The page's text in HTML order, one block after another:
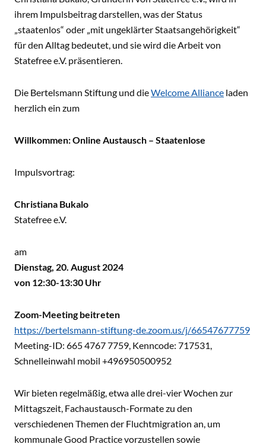
ihrem Impulsbeitrag darstellen, was der Status
„staatenlos“ oder „mit ungeklärter Staatsangehörigkeit“
für den Alltag bedeutet, und sie wird die Arbeit von
Statefree e.V. präsentieren.
Die Bertelsmann Stiftung und dieWelcome Alliance laden
herzlich ein zum
Willkommen: Online Austausch – Staatenlose
Impulsvortrag:
Christiana Bukalo
Statefree e.V.
am
Dienstag, 20. August 2024
von 12:30-13:30 Uhr
Zoom-Meeting beitreten
https://bertelsmann-stiftung-de.zoom.us/j/66547677759
Meeting-ID: 665 4767 7759, Kenncode: 717531,
Schnelleinwahl mobil +496950500952
Wir bieten regelmäßig, etwa alle drei-vier Wochen zur
Mittagszeit, Fachaustausch-Formate zu den
verschiedenen Themen der Fluchtmigration an, um
kommunale Good Practice vorzustellen sowie